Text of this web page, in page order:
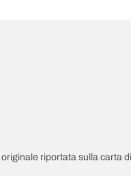
riportata sulla carta